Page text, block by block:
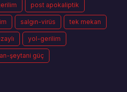
post apokaliptik
salgın-virüs tek mekan
yol-gerilim
şeytani güç